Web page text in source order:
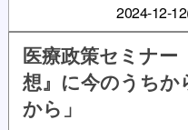
2024-12-
医療政策セミナー
想』に今のうち
から」